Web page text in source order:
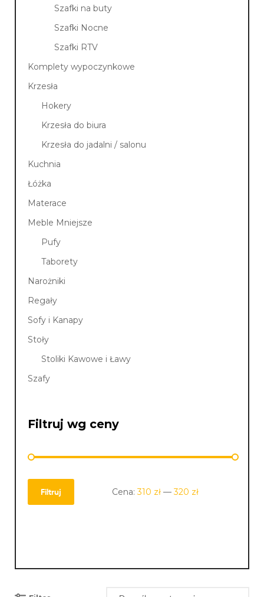
Szafki na buty
Szafki Nocne
Szafki RTV
Komplety wypoczynkowe
Krzesła
Hokery
Krzesła do biura
Krzesła do jadalni / salonu
Kuchnia
Łóżka
Materace
Meble Mniejsze
Pufy
Taborety
Narożniki
Regały
Sofy i Kanapy
Stoły
Stoliki Kawowe i Ławy
Szafy
Filtruj wg ceny
Filtruj Cena:310 zł—320 zł